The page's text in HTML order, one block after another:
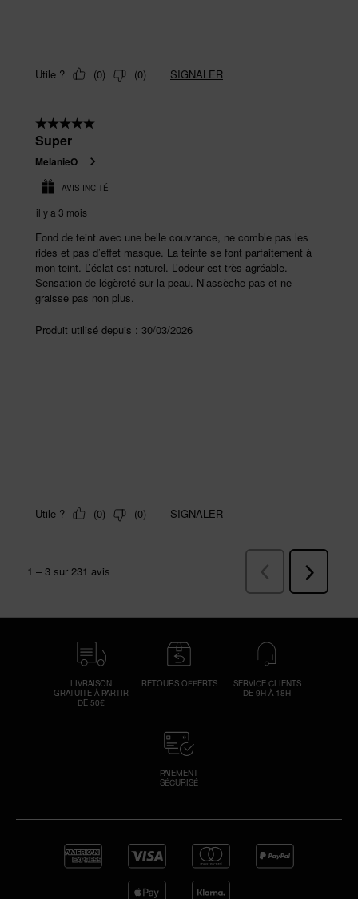
LIVRAISON
GRATUITE À PARTIR
DE 50€
RETOURS OFFERTS
SERVICE CLIENTS
DE 9H À 18H
PAIEMENT
SÉCURISÉ